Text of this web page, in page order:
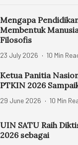
Mengapa
Membentuk
Filosofis
23 July 2026 10 Min
Ketua Panitia
PTKIN 2026
29 June 2026 10 Min
UIN SATU Raih
2026 sebagai